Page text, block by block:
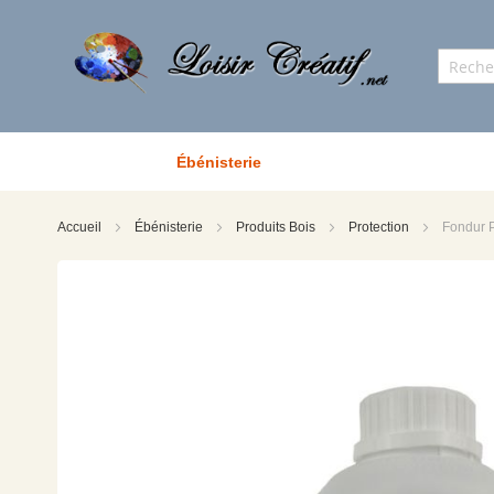
Ébénisterie
Accueil Ébénisterie Produits Bois Protection Fondur